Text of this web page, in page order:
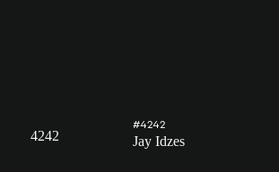
4242
#4242
Jay Idzes